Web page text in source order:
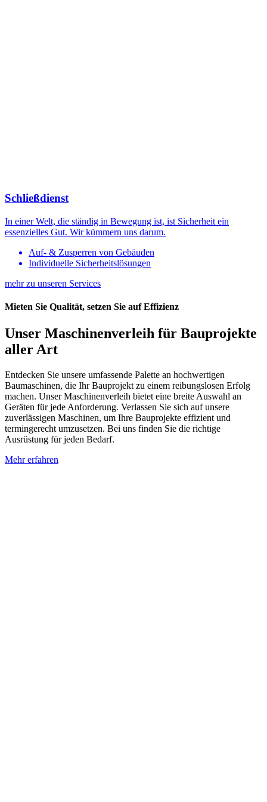
Schließdienst
In einer Welt, die ständig in Bewegung ist, ist Sicherheit ein
essenzielles Gut. Wir kümmern uns darum.
Auf- & Zusperren von Gebäuden
Individuelle Sicherheitslösungen
mehr zu unseren Services
Mieten Sie Qualität, setzen Sie auf Effizienz
Unser Maschinenverleih für Bauprojekte
aller Art
Entdecken Sie unsere umfassende Palette an hochwertigen
Baumaschinen, die Ihr Bauprojekt zu einem reibungslosen Erfolg
machen. Unser Maschinenverleih bietet eine breite Auswahl an
Geräten für jede Anforderung. Verlassen Sie sich auf unsere
zuverlässigen Maschinen, um Ihre Bauprojekte effizient und
termingerecht umzusetzen. Bei uns finden Sie die richtige
Ausrüstung für jeden Bedarf.
Mehr erfahren